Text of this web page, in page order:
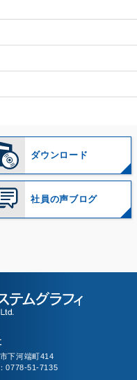
ダウンロード
社員の声ブログ
下河端町414
0778-51-7135